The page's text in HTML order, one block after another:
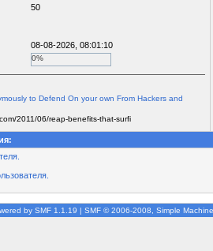
50
08-08-2026, 08:01:10
0%
to Defend On your own From Hackers and
2011/06/reap-benefits-that-surfi
by SMF 1.1.19 | SMF © 2006-2008, Simple